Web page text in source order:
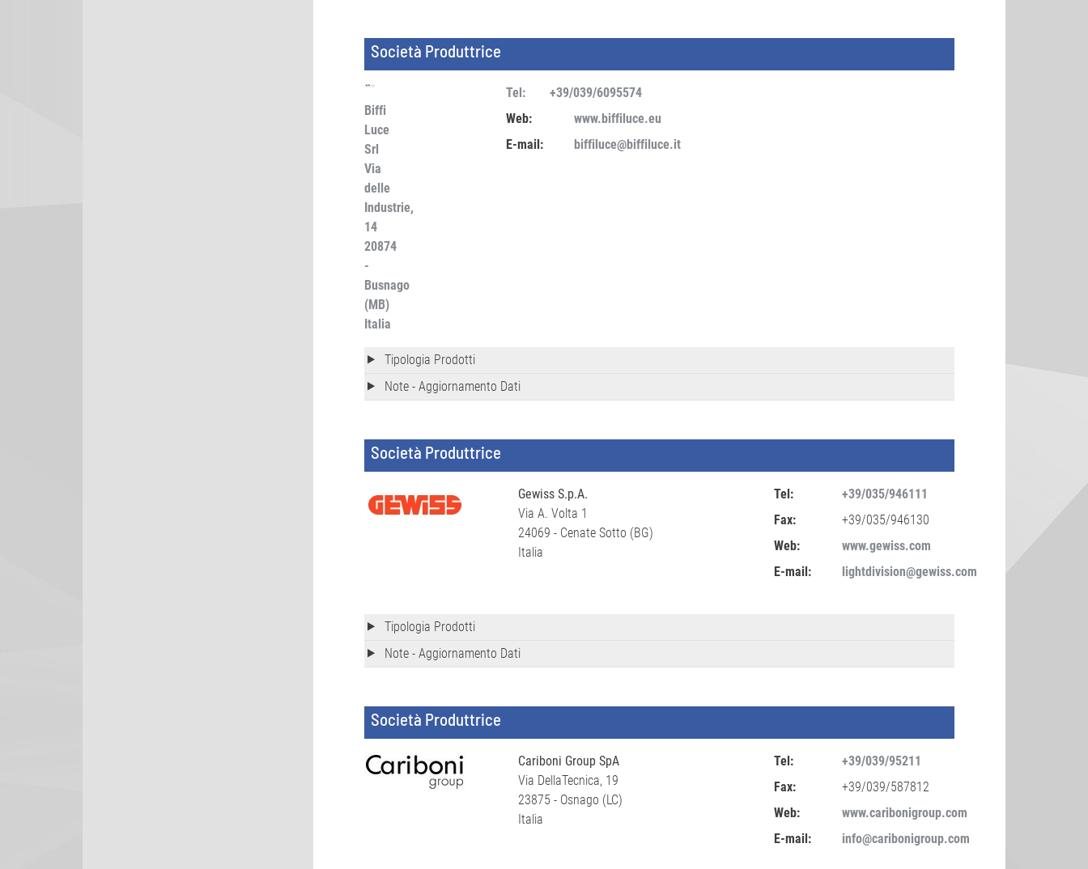
Società Produttrice
Biffi
Luce
Srl
Via
delle
Industrie,
14
20874
-
Busnago
(MB)
Italia
Tel:
+39/039/6095574
Web:
www.biffiluce.eu
E-mail:
biffiluce@biffiluce.it
Tipologia Prodotti
Note - Aggiornamento Dati
Società Produttrice
Gewiss S.p.A.
Via A. Volta 1
24069 - Cenate Sotto (BG)
Italia
Tel:
+39/035/946111
Fax:
+39/035/946130
Web:
www.gewiss.com
E-mail:
lightdivision@gewiss.com
Tipologia Prodotti
Note - Aggiornamento Dati
Società Produttrice
Cariboni Group SpA
Via DellaTecnica, 19
23875 - Osnago (LC)
Italia
Tel:
+39/039/95211
Fax:
+39/039/587812
Web:
www.caribonigroup.com
E-mail:
info@caribonigroup.com